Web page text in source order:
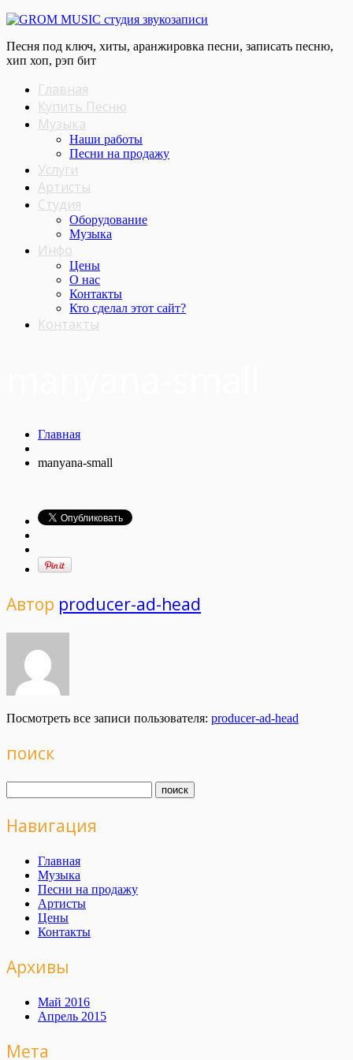
Песня под ключ, хиты, аранжировка песни, записать песню,
хип хоп, рэп бит
Главная
Купить Песню
Музыка
Наши работы
Песни на продажу
Услуги
Артисты
Студия
Оборудование
Музыка
Инфо
Цены
О нас
Контакты
Кто сделал этот cайт?
Контакты
Главная
manyana-small
Автор producer-ad-head
Посмотреть все записи пользователя: producer-ad-head
поиск
Навигация
Главная
Музыка
Песни на продажу
Артисты
Цены
Контакты
Архивы
Май 2016
Апрель 2015
Мета